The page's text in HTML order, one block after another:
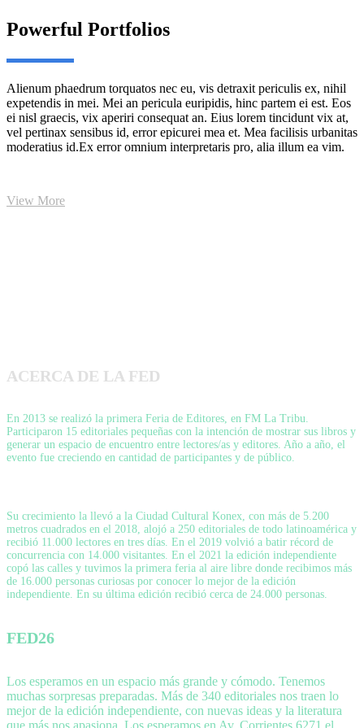
Powerful Portfolios
Alienum phaedrum torquatos nec eu, vis detraxit periculis ex, nihil
expetendis in mei. Mei an pericula euripidis, hinc partem ei est. Eos
ei nisl graecis, vix aperiri consequat an. Eius lorem tincidunt vix at,
vel pertinax sensibus id, error epicurei mea et. Mea facilisis urbanitas
moderatius id.Ex error omnium interpretaris pro, alia illum ea vim.
View More
ACERCA DE LA FED
En 2013 se realizó la primera Feria de Editores, en FM La Tribu.
Participaron 15 editoriales pequeñas con la intención de mostrar sus libros y
generar un espacio de encuentro entre lectores/as y editores. Año a año, el
evento fue creciendo en cantidad de participantes y de público.
Su crecimiento la llevó a la Ciudad Cultural Konex, con más de 5.200
metros cuadrados en el 2018, alojó a 250 editoriales de todo latinoamérica y
recibió 11.000 lectores en tres días. En el 2019 volvió a batir récord de
concurrencia con 14.000 visitantes. En el 2021 la edición independiente
copó las calles y tuvimos la primera feria al aire libre donde recibimos más
de 16.000 personas curiosas por conocer lo mejor de la edición
independiente. En su última edición recibió cerca de 24.000 personas.
FED26
Los esperamos en un espacio más grande y cómodo. Tenemos
muchas sorpresas preparadas. Más de 340 editoriales nos traen lo
mejor de la edición independiente, con nuevas ideas y la literatura
que más nos apasiona. Los esperamos en Av. Corrientes 6271 el